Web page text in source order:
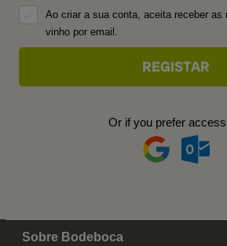
Ao criar a sua conta, aceita receber as
vinho por email.
Or if you prefer
Sobre Bodeboca